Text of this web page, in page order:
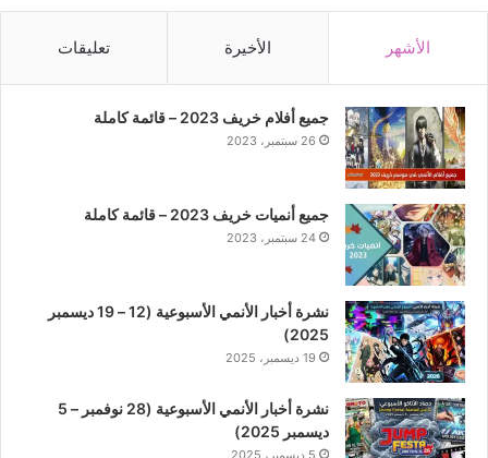
الأشهر الأخيرة تعليقات
جميع أفلام خريف 2023 – قائمة كاملة
26 سبتمبر، 2023
جميع أنميات خريف 2023 – قائمة كاملة
24 سبتمبر، 2023
نشرة أخبار الأنمي الأسبوعية (12 – 19 ديسمبر
2025)
19 ديسمبر، 2025
نشرة أخبار الأنمي الأسبوعية (28 نوفمبر – 5
ديسمبر 2025)